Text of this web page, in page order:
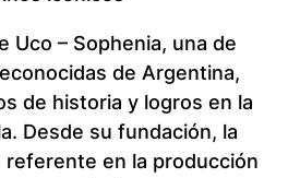
Uco – Sophenia, una de
de Argentina,
de historia y logros en la
Desde su fundación, la
referente en la producción